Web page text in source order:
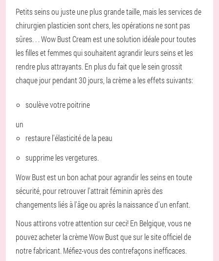
Petits seins ou juste une plus grande taille, mais les services de
chirurgien plasticien sont chers, les opérations ne sont pas
sûres. . . Wow Bust Cream est une solution idéale pour toutes
les filles et femmes qui souhaitent agrandir leurs seins et les
rendre plus attrayants. En plus du fait que le sein grossit
chaque jour pendant 30 jours, la crème a les effets suivants:
soulève votre poitrine
un
restaure l'élasticité de la peau
supprime les vergetures.
Wow Bust est un bon achat pour agrandir les seins en toute
sécurité, pour retrouver l'attrait féminin après des
changements liés à l'âge ou après la naissance d'un enfant.
Nous attirons votre attention sur ceci! En Belgique, vous ne
pouvez acheter la crème Wow Bust que sur le site officiel de
notre fabricant. Méfiez-vous des contrefaçons inefficaces.